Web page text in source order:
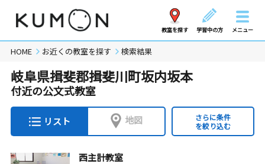
教室を探す 学習中の方 メニュー
HOME お近くの教室を探す 検索結果
岐阜県揖斐郡揖斐川町坂内坂本
付近の公文式教室
リスト 地図
さらに条件
を絞り込む
西主計教室